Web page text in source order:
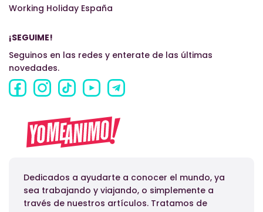
Working Holiday España
¡SEGUIME!
Seguinos en las redes y enterate de las últimas
novedades.
Dedicados a ayudarte a conocer el mundo, ya
sea trabajando y viajando, o simplemente a
través de nuestros artículos. Tratamos de